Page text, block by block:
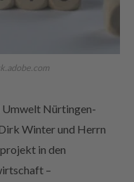
Nürtingen-
Winter und Herrn
in den
–